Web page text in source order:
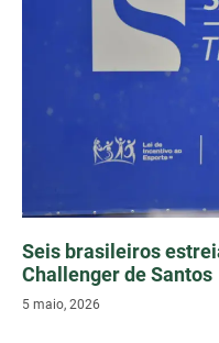
Seis brasileiros
Challenger de Santos
5 maio, 2026